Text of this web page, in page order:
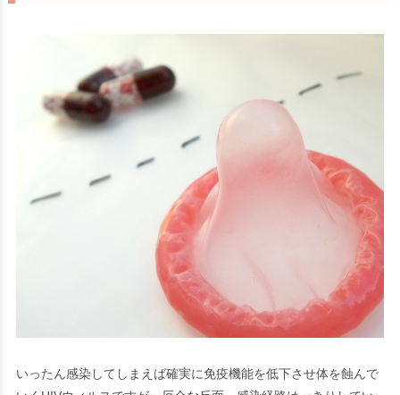
いったん感染してしまえば確実に免疫機能を低下させ体を蝕んで